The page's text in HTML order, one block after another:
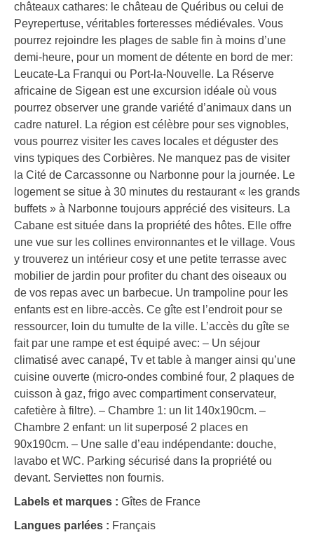
châteaux cathares: le château de Quéribus ou celui de
Peyrepertuse, véritables forteresses médiévales. Vous
pourrez rejoindre les plages de sable fin à moins d’une
demi-heure, pour un moment de détente en bord de mer:
Leucate-La Franqui ou Port-la-Nouvelle. La Réserve
africaine de Sigean est une excursion idéale où vous
pourrez observer une grande variété d’animaux dans un
cadre naturel. La région est célèbre pour ses vignobles,
vous pourrez visiter les caves locales et déguster des
vins typiques des Corbières. Ne manquez pas de visiter
la Cité de Carcassonne ou Narbonne pour la journée. Le
logement se situe à 30 minutes du restaurant « les grands
buffets » à Narbonne toujours apprécié des visiteurs. La
Cabane est située dans la propriété des hôtes. Elle offre
une vue sur les collines environnantes et le village. Vous
y trouverez un intérieur cosy et une petite terrasse avec
mobilier de jardin pour profiter du chant des oiseaux ou
de vos repas avec un barbecue. Un trampoline pour les
enfants est en libre-accès. Ce gîte est l’endroit pour se
ressourcer, loin du tumulte de la ville. L’accès du gîte se
fait par une rampe et est équipé avec: – Un séjour
climatisé avec canapé, Tv et table à manger ainsi qu’une
cuisine ouverte (micro-ondes combiné four, 2 plaques de
cuisson à gaz, frigo avec compartiment conservateur,
cafetière à filtre). – Chambre 1: un lit 140x190cm. –
Chambre 2 enfant: un lit superposé 2 places en
90x190cm. – Une salle d’eau indépendante: douche,
lavabo et WC. Parking sécurisé dans la propriété ou
devant. Serviettes non fournis.
Labels et marques : Gîtes de France
Langues parlées : Français